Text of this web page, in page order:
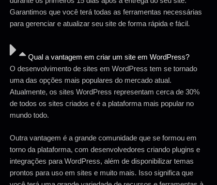
Garantimos que você terá todas as ferramentas necessárias
para gerenciar e atualizar seu site de forma rápida e fácil.
Qual a vantagem em criar um site em WordPress?
O desenvolvimento de sites em WordPress tem se tornado
uma das opções mais populares do mercado atual.
Atualmente, os sites WordPress representam cerca de 30%
de todos os sites criados e é a plataforma mais popular no
mundo todo.
Outra vantagem é a grande comunidade que se formou em
torno da plataforma, com desenvolvedores criando plugins e
integrações para WordPress, além de disponibilizar temas
prontos para uso em sites e muito mais. Isso significa que